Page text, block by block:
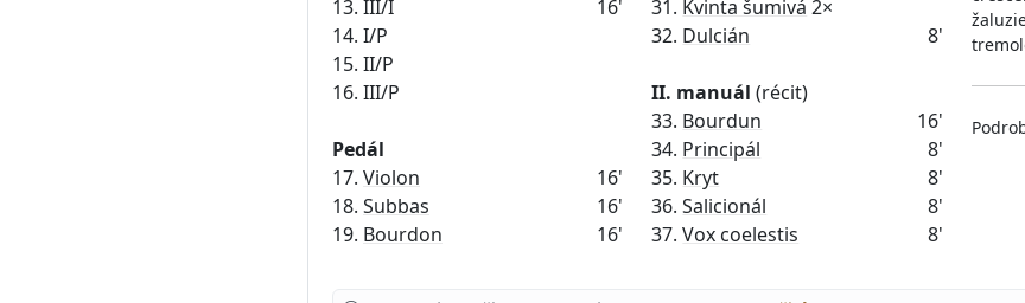
13. III/I
16'
14. I/P
15. II/P
16. III/P
Pedál
17. Violon
16'
18. Subbas
16'
19. Bourdon 16'
31. Kvinta šumivá 2×
32. Dulcián 8'
II. manuál (récit)
33. Bourdun
16'
34. Principál
8'
35. Kryt
8'
36.Salicionál
8'
37.Vox coelestis 8'